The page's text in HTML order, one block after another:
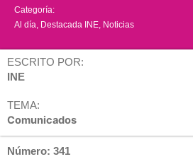
Categoría:
Al día Destacada INE Noticias
ESCRITO POR:
INE
TEMA:
Comunicados
Número: 341